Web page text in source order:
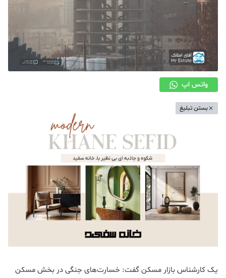
ملکی
همایش و نمایشگاه
واتس اپ
بستن تبلیغ
یک کارشناس بازار مسکن گفت: خسارت‌های جنگی در بخش مسکن